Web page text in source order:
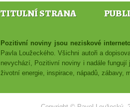
TITULNÍ STRANA
Pozitivní noviny jsou neziskové
Pavla Loužeckého. Všichni autoři a
nevychází, Pozitivní noviny i nadále
životní energie, inspirace, nápadů, zábavy,